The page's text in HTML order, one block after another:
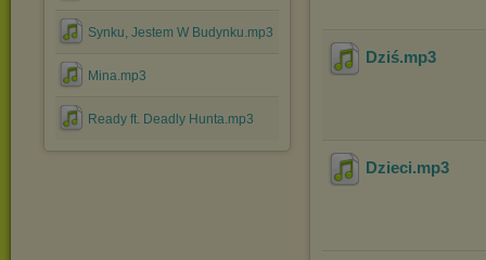
Synku, Jestem W Budynku.mp3
Mina.mp3
Ready ft. Deadly Hunta.mp3
Dziś.mp3
Dzieci.mp3